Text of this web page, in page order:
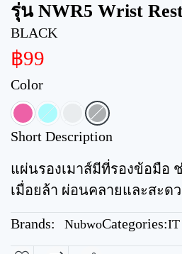
รุ่น NWR5 Wrist
BLACK
฿99
Color
Short Description
แผ่นรองเมาส์มีที่รองข้อมือ
เมื่อยล้า ผ่อนคลายและสะด
Brands: NubwoCategories:IT